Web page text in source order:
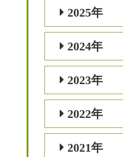
2025年
2024年
2023年
2022年
2021年